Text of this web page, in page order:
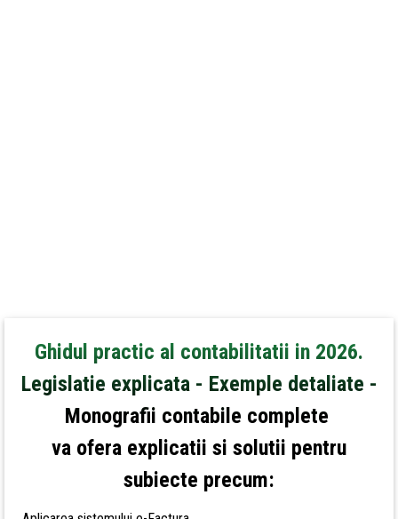
Ghidul practic al contabilitatii in 2026.
Legislatie explicata - Exemple detaliate -
Monografii contabile complete
va ofera explicatii si solutii pentru
subiecte precum: